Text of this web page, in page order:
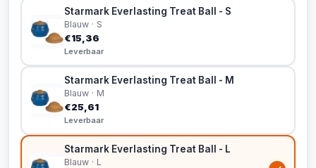
Starmark Everlasting Treat Ball - S
Blauw · S
€15,36
Leverbaar
Starmark Everlasting Treat Ball - M
Blauw · M
€25,61
Leverbaar
Starmark Everlasting Treat Ball - L
Blauw · L